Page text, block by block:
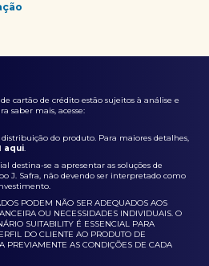
cartão de crédito estão sujeitos à análise e
saber mais, acesse:
do produto. Para maiores detalhes,
aqui.
destina-se a apresentar as soluções de
J. Safra, não devendo ser interpretado como
PODEM NÃO SER ADEQUADOS AOS
OU NECESSIDADES INDIVIDUAIS. O
SUITABILITY É ESSENCIAL PARA
DO CLIENTE AO PRODUTO DE
PREVIAMENTE AS CONDIÇÕES DE CADA